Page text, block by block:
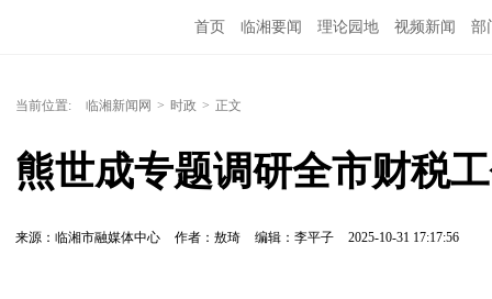
首页 临湘要闻 理论园地 视频新闻 部
当前位置: 临湘新闻网 > 时政 > 正文
熊世成专题调研全市财税
来源：临湘市融媒体中心 作者：敖琦 编辑：李平子 2025-10-31 17:17:56